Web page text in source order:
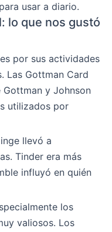
usar a diario.
lo que nos gustó
por sus actividades
Las Gottman Card
Gottman y Johnson
utilizados por
llevó a
Tinder era más
influyó en quién
los
valiosos. Los